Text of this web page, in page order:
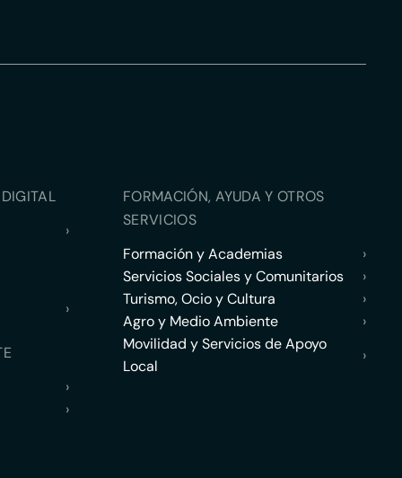
›
›
›
›
FORMACIÓN, AYUDA Y OTROS
SERVICIOS
Formación y Academias
›
Servicios Sociales y Comunitarios
›
Turismo, Ocio y Cultura
›
Agro y Medio Ambiente
›
Movilidad y Servicios de Apoyo
Local
›